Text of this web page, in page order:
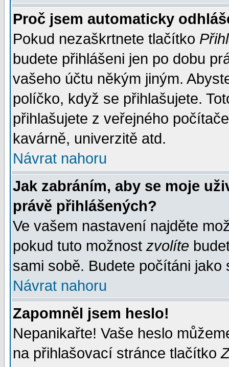
Proč jsem automaticky
Pokud nezaškrtnete tlačítko
budete přihlášeni jen po dobu
vašeho účtu někým jiným.
políčko, když se přihlašujete.
přihlašujete z veřejného
kavárně, univerzitě atd.
Návrat nahoru
Jak zabráním, aby se moje
právě přihlášených?
Ve vašem nastavení najděte
pokud tuto možnost zvolíte
sami sobě. Budete počítáni jako
Návrat nahoru
Zapomněl jsem heslo!
Nepanikařte! Vaše heslo
na přihlašovací stránce tlačítko